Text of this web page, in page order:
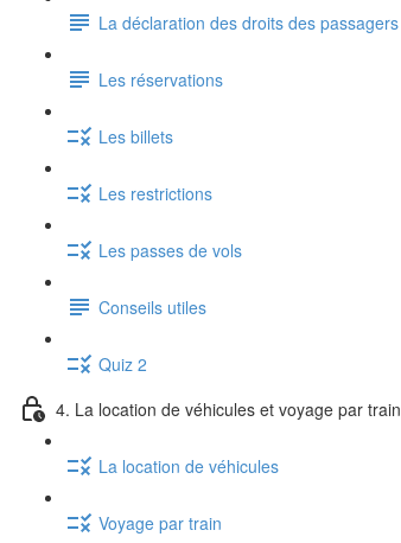
La déclaration des droits des passagers
Les réservations
Les billets
Les restrictions
Les passes de vols
Conseils utiles
Quiz 2
4. La location de véhicules et voyage par train
La location de véhicules
Voyage par train